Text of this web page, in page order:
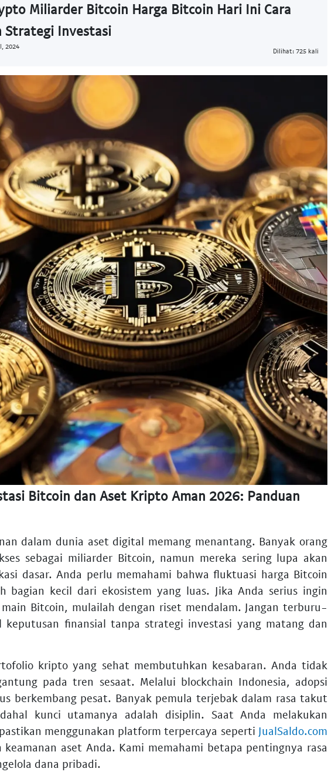
Miliarder Bitcoin Harga Bitcoin Hari Ini Cara
Strategi Investasi
2024
Dilihat: 725 kali
Bitcoin dan Aset Kripto Aman 2026: Panduan
dalam dunia aset digital memang menantang. Banyak orang
sebagai miliarder Bitcoin, namun mereka sering lupa akan
dasar. Anda perlu memahami bahwa fluktuasi harga Bitcoin
bagian kecil dari ekosistem yang luas. Jika Anda serius ingin
Bitcoin, mulailah dengan riset mendalam. Jangan terburu-
keputusan finansial tanpa strategi investasi yang matang dan
kripto yang sehat membutuhkan kesabaran. Anda tidak
pada tren sesaat. Melalui blockchain Indonesia, adopsi
berkembang pesat. Banyak pemula terjebak dalam rasa takut
kunci utamanya adalah disiplin. Saat Anda melakukan
menggunakan platform terpercaya seperti JualSaldo.com
aset Anda. Kami memahami betapa pentingnya rasa
dana pribadi.